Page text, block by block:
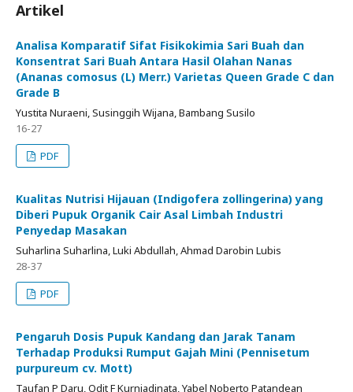
Artikel
Analisa Komparatif Sifat Fisikokimia Sari Buah dan
Konsentrat Sari Buah Antara Hasil Olahan Nanas
(Ananas comosus (L) Merr.) Varietas Queen Grade C dan
Grade B
Yustita Nuraeni, Susinggih Wijana, Bambang Susilo
16-27
PDF
Kualitas Nutrisi Hijauan (Indigofera zollingerina) yang
Diberi Pupuk Organik Cair Asal Limbah Industri
Penyedap Masakan
Suharlina Suharlina, Luki Abdullah, Ahmad Darobin Lubis
28-37
PDF
Pengaruh Dosis Pupuk Kandang dan Jarak Tanam
Terhadap Produksi Rumput Gajah Mini (Pennisetum
purpureum cv. Mott)
Taufan P Daru, Odit F Kurniadinata, Yabel Noberto Patandean